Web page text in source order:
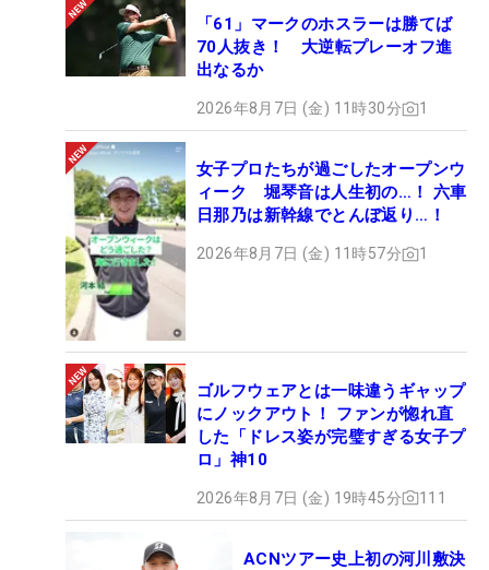
「61」マークのホスラーは勝てば
70人抜き！ 大逆転プレーオフ進
出なるか
2026年8月7日 (金) 11時30分 1
女子プロたちが過ごしたオープンウ
ィーク 堀琴音は人生初の…！ 六車
日那乃は新幹線でとんぼ返り…！
2026年8月7日 (金) 11時57分 1
ゴルフウェアとは一味違うギャップ
にノックアウト！ ファンが惚れ直
した「ドレス姿が完璧すぎる女子プ
ロ」神10
2026年8月7日 (金) 19時45分 111
ACNツアー史上初の河川敷決